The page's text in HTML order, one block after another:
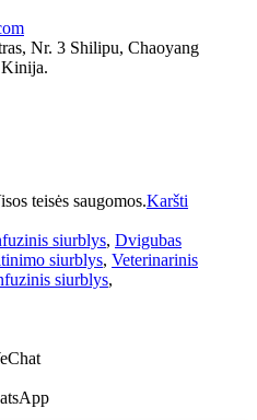
Nr. 3 Shilipu, Chaoyang
Kinija.
teisės saugomos.Karšti
siurblys, Dvigubas
siurblys, Veterinarinis
siurblys,